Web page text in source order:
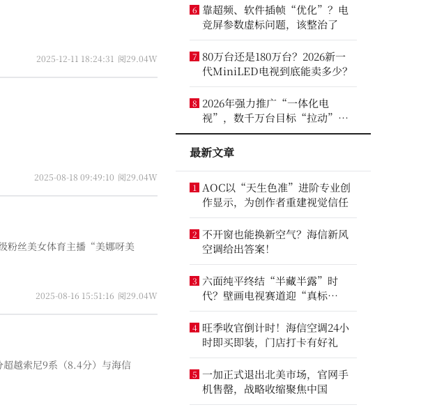
2025-12-11 18:24:31 阅29.04W
2025-08-18 09:49:10 阅29.04W
粉丝美女体育主播“美娜呀美
2025-08-16 15:51:16 阅29.04W
越索尼9系（8.4分）与海信
6 靠超频、软件插帧“优化”？电
竞屏参数虚标问题，该整治了
7 80万台还是180万台？2026新一
代MiniLED电视到底能卖多少？
8 2026年强力推广“一体化电
视”，数千万台目标“拉动”彩
电业？
最新文章
1
AOC以“天生色准”进阶专业创
作显示，为创作者重建视觉信任
2 不开窗也能换新空气？海信新风
空调给出答案！
3 六面纯平终结“半藏半露”时
代？壁画电视赛道迎“真标
准”之争
4 旺季收官倒计时！海信空调24小
时即买即装，门店打卡有好礼
5 一加正式退出北美市场，官网手
机售罄，战略收缩聚焦中国